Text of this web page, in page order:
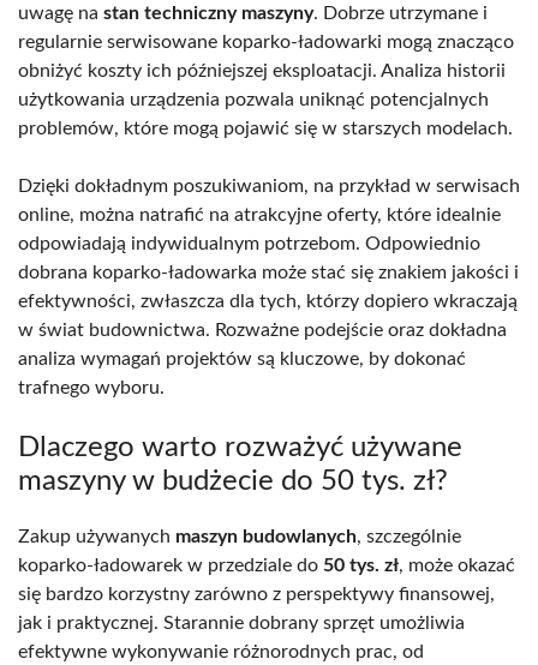
uwagę na stan techniczny maszyny. Dobrze utrzymane i
regularnie serwisowane koparko-ładowarki mogą znacząco
obniżyć koszty ich późniejszej eksploatacji. Analiza historii
użytkowania urządzenia pozwala uniknąć potencjalnych
problemów, które mogą pojawić się w starszych modelach.
Dzięki dokładnym poszukiwaniom, na przykład w serwisach
online, można natrafić na atrakcyjne oferty, które idealnie
odpowiadają indywidualnym potrzebom. Odpowiednio
dobrana koparko-ładowarka może stać się znakiem jakości i
efektywności, zwłaszcza dla tych, którzy dopiero wkraczają
w świat budownictwa. Rozważne podejście oraz dokładna
analiza wymagań projektów są kluczowe, by dokonać
trafnego wyboru.
Dlaczego warto rozważyć używane
maszyny w budżecie do 50 tys. zł?
Zakup używanych maszyn budowlanych, szczególnie
koparko-ładowarek w przedziale do 50 tys. zł, może okazać
się bardzo korzystny zarówno z perspektywy finansowej,
jak i praktycznej. Starannie dobrany sprzęt umożliwia
efektywne wykonywanie różnorodnych prac, od